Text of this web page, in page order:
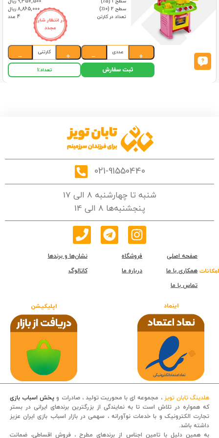
در انتظار شارژ
مجدد
سطح 2 (۱۰٪)
8,865,000 ریال
تعداد در کارتن
4 عدد
+
عددی
−
+
کارتنی
−
ثبت سفارش تعداد:1
021-91550440
شنبه تا چهارشنبه 8 الی 17
پنجشنبه‌ها 8 الی 14
امکانات
صفحه اصلی فروشگاه
نشان‌ها و برندها
همکاری با ما
درباره ما
کاتالوگ
تماس با ما
اینماد اپلیکیشن
هلدینگ تابان تویز ، مجموعه ای با محوریت تولید ، صادرات و پخش اسباب بازی
که همواره در تلاش است تا به نمایندگی از بزرگترین برندهای ایرانی در بستر
تجارت الکترونیک و با خدمات نوآورانه ، سهمی در بازار اسباب بازی ایران عزیز
داشته باشد.
به همین دلیل با تامین اجناس از برندهای مطرح ، فروش اقساطی، ضمانت